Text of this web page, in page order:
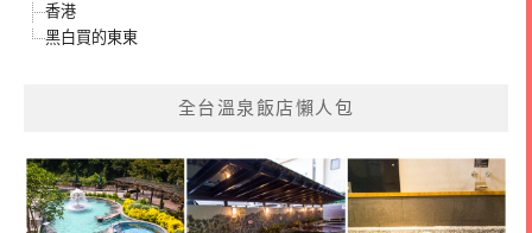
香港
黑白買的東東
全台溫泉飯店懶人包